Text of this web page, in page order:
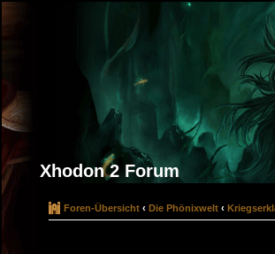
Xhodon 2 Forum
Foren-Übersicht ‹ Die Phönixwelt ‹